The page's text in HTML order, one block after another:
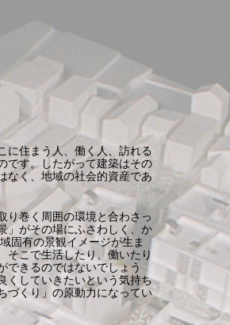
に住まう人、働く人、訪れる
です。したがって建築はその
なく、地域の社会的資産であ
り巻く周囲の環境と合わさっ
」がその場にふさわしく、か
固有の景観イメージが生ま
そこで生活したり、働いたり
できるのではないでしょう
くしていきたいという気持ち
づくり」の原動力になってい